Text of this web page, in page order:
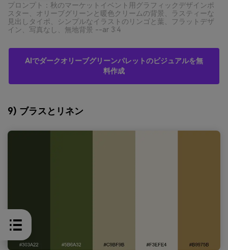
プロンプト：秋のマーケットイベント用グラフィックデザインポ
スター、オリーブグリーンと暖色クリームの背景、ラスティーな
見出しタイポ、シンプルなイラストのリンゴと葉、フラットデザ
イン、写真なし、無地背景 --ar 3:4
AIでダークオリーブグリーンパレットのビジュアルを無
料作成
9) ブラスとリネン